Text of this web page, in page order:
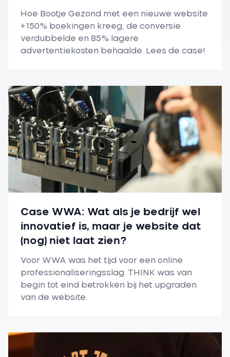
Hoe Bootje Gezond met een nieuwe website
+150% boekingen kreeg, de conversie
verdubbelde en 85% lagere
advertentiekosten behaalde. Lees de case!
Case WWA: Wat als je bedrijf wel
innovatief is, maar je website dat
(nog) niet laat zien?
Voor WWA was het tijd voor een online
professionaliseringsslag. THINK was van
begin tot eind betrokken bij het upgraden
van de website.